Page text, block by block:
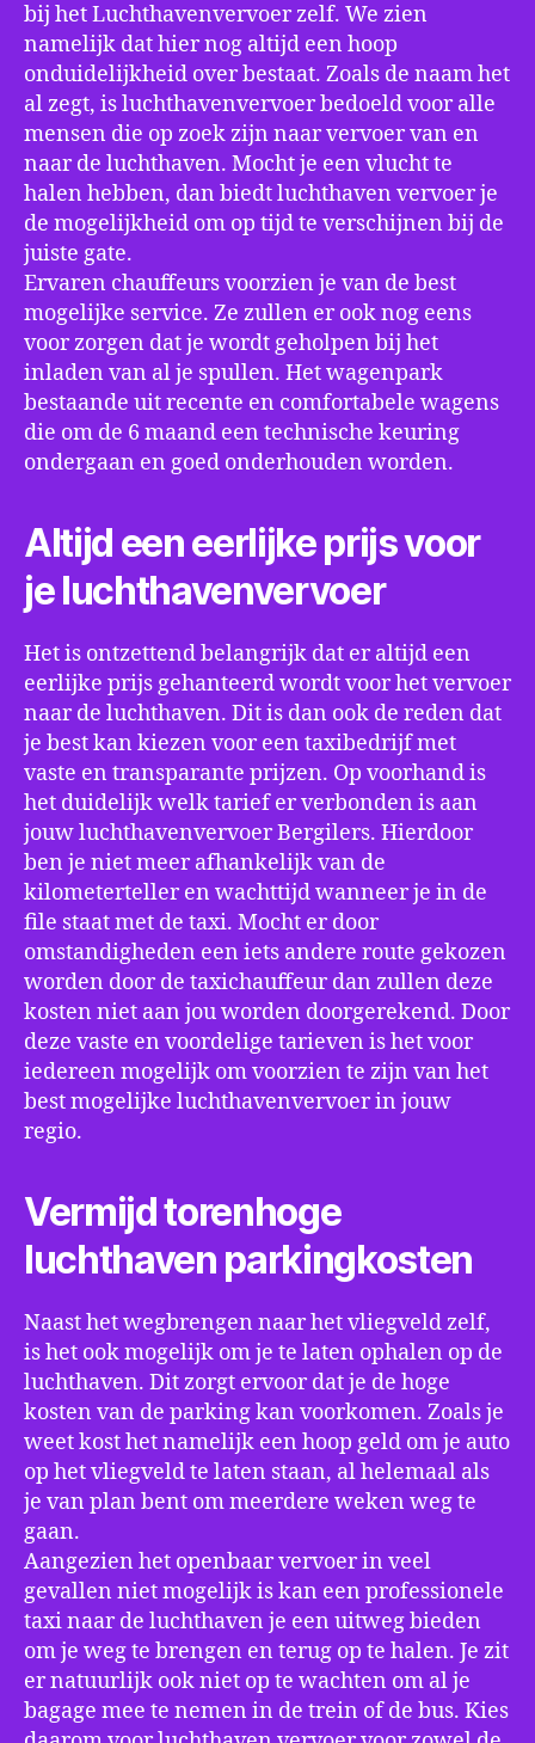
bij het Luchthavenvervoer zelf. We zien
namelijk dat hier nog altijd een hoop
onduidelijkheid over bestaat. Zoals de naam het
al zegt, is luchthavenvervoer bedoeld voor alle
mensen die op zoek zijn naar vervoer van en
naar de luchthaven. Mocht je een vlucht te
halen hebben, dan biedt luchthaven vervoer je
de mogelijkheid om op tijd te verschijnen bij de
juiste gate.
Ervaren chauffeurs voorzien je van de best
mogelijke service. Ze zullen er ook nog eens
voor zorgen dat je wordt geholpen bij het
inladen van al je spullen. Het wagenpark
bestaande uit recente en comfortabele wagens
die om de 6 maand een technische keuring
ondergaan en goed onderhouden worden.
Altijd een eerlijke prijs voor
je luchthavenvervoer
Het is ontzettend belangrijk dat er altijd een
eerlijke prijs gehanteerd wordt voor het vervoer
naar de luchthaven. Dit is dan ook de reden dat
je best kan kiezen voor een taxibedrijf met
vaste en transparante prijzen. Op voorhand is
het duidelijk welk tarief er verbonden is aan
jouw luchthavenvervoer Bergilers. Hierdoor
ben je niet meer afhankelijk van de
kilometerteller en wachttijd wanneer je in de
file staat met de taxi. Mocht er door
omstandigheden een iets andere route gekozen
worden door de taxichauffeur dan zullen deze
kosten niet aan jou worden doorgerekend. Door
deze vaste en voordelige tarieven is het voor
iedereen mogelijk om voorzien te zijn van het
best mogelijke luchthavenvervoer in jouw
regio.
Vermijd torenhoge
luchthaven parkingkosten
Naast het wegbrengen naar het vliegveld zelf,
is het ook mogelijk om je te laten ophalen op de
luchthaven. Dit zorgt ervoor dat je de hoge
kosten van de parking kan voorkomen. Zoals je
weet kost het namelijk een hoop geld om je auto
op het vliegveld te laten staan, al helemaal als
je van plan bent om meerdere weken weg te
gaan.
Aangezien het openbaar vervoer in veel
gevallen niet mogelijk is kan een professionele
taxi naar de luchthaven je een uitweg bieden
om je weg te brengen en terug op te halen. Je zit
er natuurlijk ook niet op te wachten om al je
bagage mee te nemen in de trein of de bus. Kies